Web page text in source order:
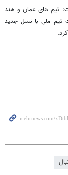
تیم های عمان و هند
تیم ملی با نسل جدید